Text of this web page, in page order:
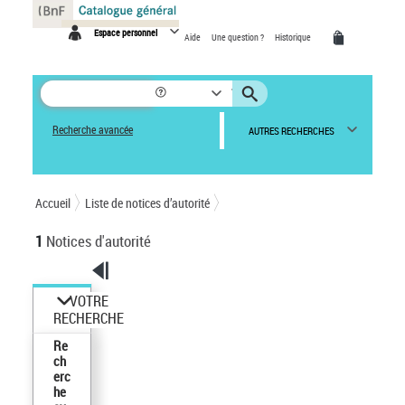
Espace personnel Aide Une question ? Historique
Recherche avancée AUTRES RECHERCHES
Accueil Liste de notices d’autorité
1 Notices d'autorité
VOTRE
RECHERCHE
Re
ch
erc
he
Panneau de gestion des cookies